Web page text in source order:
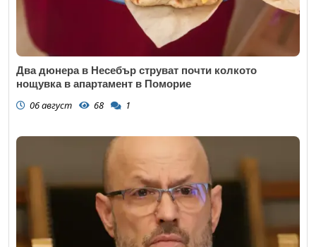
Два дюнера в Несебър струват почти колкото
нощувка в апартамент в Поморие
06 август 68 1